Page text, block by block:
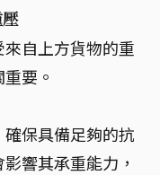
自上方貨物的重
要。
確保具備足夠的抗
響其承重能力，